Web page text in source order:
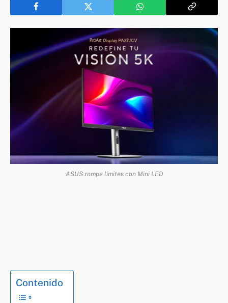
ASUS rompe límites con Mini LED
Contenido